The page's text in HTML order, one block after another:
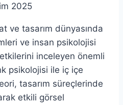
2025
ve tasarım dünyasında
ve insan psikolojisi
inceleyen önemli
psikolojisi ile iç içe
tasarım süreçlerinde
etkili görsel